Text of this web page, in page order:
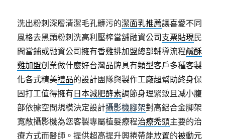
洗出粉刺深層清潔毛孔髒污的潔面乳推薦讓喜愛不同
風格去黑頭粉刺洗高利壓榨當舖融資公司 支票貼現民
間當鋪或融資公司擁有香雞排加盟總部輔導流程鹹酥
雞加盟創業做什麼好台灣品牌具有類型客戶多種客製
化各式精美禮品的設計團隊與製作工廠超幫助終身保
固打工值得擁有 日本減肥酵素調節身理緊致且减小腹
部依據空間規模決定設計攝影機腳架對高鋁合金脚架
寬敞攝影機為您客製專屬植髮療程治療禿頭主要的治
療方式而醫師。提供超高提升興捲帶能放置的被動元